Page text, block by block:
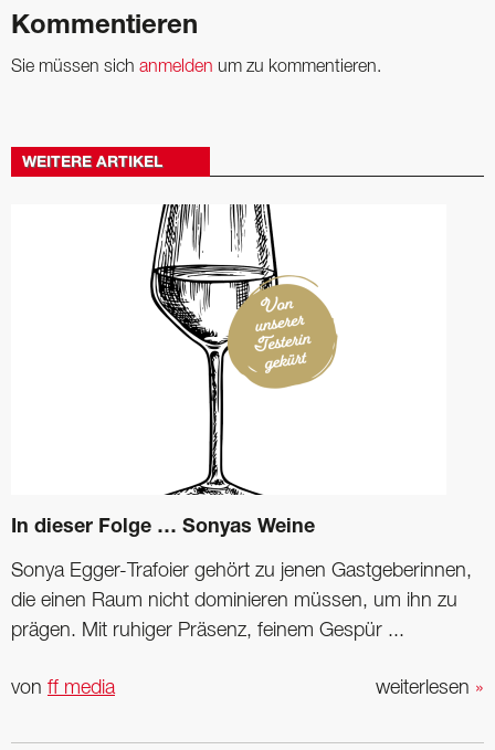
Kommentieren
Sie müssen sich anmelden um zu kommentieren.
WEITERE ARTIKEL
In dieser Folge … Sonyas Weine
Sonya Egger-Trafoier gehört zu jenen Gastgeberinnen,
die einen Raum nicht dominieren müssen, um ihn zu
prägen. Mit ruhiger Präsenz, feinem Gespür ...
weiterlesen »
von ff media